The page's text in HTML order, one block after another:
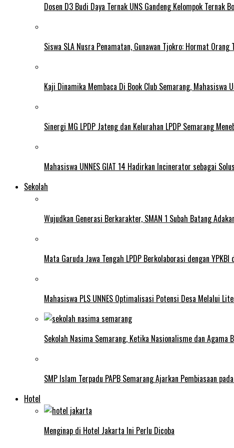
Dosen D3 Budi Daya Ternak UNS Gandeng Kelompok Ternak
Siswa SLA Nusra Penamatan, Gunawan Tjokro: Hormat Orang
Kaji Dinamika Membaca Di Book Club Semarang,
Sinergi MG LPDP Jateng dan Kelurahan LPDP Semarang
Mahasiswa UNNES GIAT 14 Hadirkan Incinerator sebagai
Sekolah
Wujudkan Generasi Berkarakter, SMAN 1 Subah Batang
Mata Garuda Jawa Tengah LPDP Berkolaborasi dengan
Mahasiswa PLS UNNES Optimalisasi Potensi Desa Melalui
Sekolah Nasima Semarang, Ketika Nasionalisme dan Agama
SMP Islam Terpadu PAPB Semarang Ajarkan Pembiasaan
Hotel
Menginap di Hotel Jakarta Ini Perlu Dicoba